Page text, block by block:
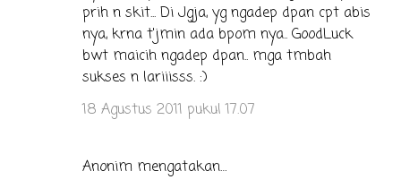
prih n skit... Di Jgja, yg ngadep dpan cpt abis
nya, krna t'jmin ada bpom nya.. GoodLuck
bwt maicih ngadep dpan.. mga tmbah
sukses n lariiisss. :)
18 Agustus 2011 pukul 17.07
Anonim mengatakan…